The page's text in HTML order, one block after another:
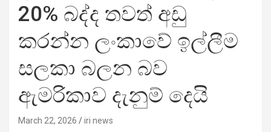
20% බද්ද තවත් අඩු
කරන්න ලංකාවේ ඉල්ලීම
සලකා බලන බව
ඇමරිකාව දැනුම් දෙයි
March 22, 2026 iri news